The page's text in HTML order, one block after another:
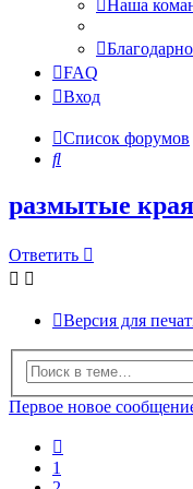
Наша
FAQ
Вход
Список форумов
Поиск
размытые
Ответить
Версия для
Первое новое
1